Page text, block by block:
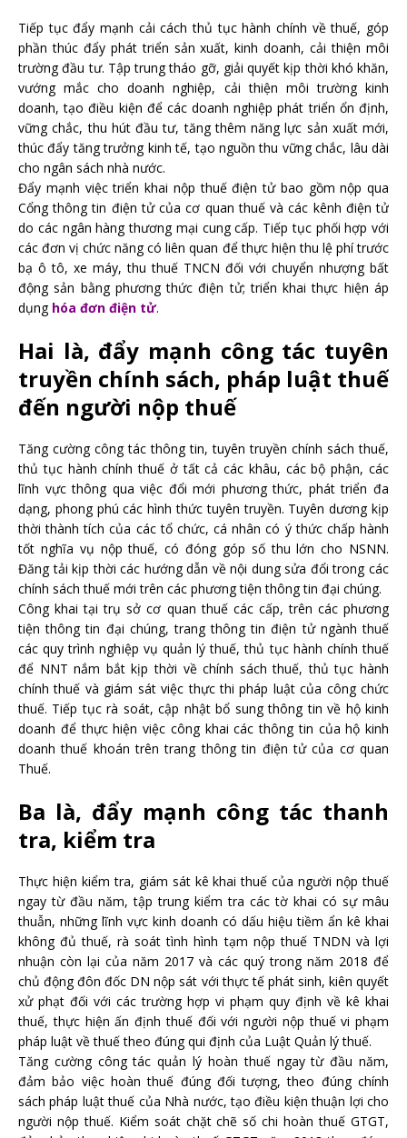
Tiếp tục đẩy mạnh cải cách thủ tục hành chính về thuế, góp
phần thúc đẩy phát triển sản xuất, kinh doanh, cải thiện môi
trường đầu tư. Tập trung tháo gỡ, giải quyết kịp thời khó khăn,
vướng mắc cho doanh nghiệp, cải thiện môi trường kinh
doanh, tạo điều kiện để các doanh nghiệp phát triển ổn định,
vững chắc, thu hút đầu tư, tăng thêm năng lực sản xuất mới,
thúc đẩy tăng trưởng kinh tế, tạo nguồn thu vững chắc, lâu dài
cho ngân sách nhà nước.
Đẩy mạnh việc triển khai nộp thuế điện tử bao gồm nộp qua
Cổng thông tin điện tử của cơ quan thuế và các kênh điện tử
do các ngân hàng thương mại cung cấp. Tiếp tục phối hợp với
các đơn vị chức năng có liên quan để thực hiện thu lệ phí trước
bạ ô tô, xe máy, thu thuế TNCN đối với chuyển nhượng bất
động sản bằng phương thức điện tử; triển khai thực hiện áp
dụng hóa đơn điện tử.
Hai là, đẩy mạnh công tác tuyên
truyền chính sách, pháp luật thuế
đến người nộp thuế
Tăng cường công tác thông tin, tuyên truyền chính sách thuế,
thủ tục hành chính thuế ở tất cả các khâu, các bộ phận, các
lĩnh vực thông qua việc đổi mới phương thức, phát triển đa
dạng, phong phú các hình thức tuyên truyền. Tuyên dương kịp
thời thành tích của các tổ chức, cá nhân có ý thức chấp hành
tốt nghĩa vụ nộp thuế, có đóng góp số thu lớn cho NSNN.
Đăng tải kịp thời các hướng dẫn về nội dung sửa đổi trong các
chính sách thuế mới trên các phương tiện thông tin đại chúng.
Công khai tại trụ sở cơ quan thuế các cấp, trên các phương
tiện thông tin đại chúng, trang thông tin điện tử ngành thuế
các quy trình nghiệp vụ quản lý thuế, thủ tục hành chính thuế
để NNT nắm bắt kịp thời về chính sách thuế, thủ tục hành
chính thuế và giám sát việc thực thi pháp luật của công chức
thuế. Tiếp tục rà soát, cập nhật bổ sung thông tin về hộ kinh
doanh để thực hiện việc công khai các thông tin của hộ kinh
doanh thuế khoán trên trang thông tin điện tử của cơ quan
Thuế.
Ba là, đẩy mạnh công tác thanh
tra, kiểm tra
Thực hiện kiểm tra, giám sát kê khai thuế của người nộp thuế
ngay từ đầu năm, tập trung kiểm tra các tờ khai có sự mâu
thuẫn, những lĩnh vực kinh doanh có dấu hiệu tiềm ẩn kê khai
không đủ thuế, rà soát tình hình tạm nộp thuế TNDN và lợi
nhuận còn lại của năm 2017 và các quý trong năm 2018 để
chủ động đôn đốc DN nộp sát với thực tế phát sinh, kiên quyết
xử phạt đối với các trường hợp vi phạm quy định về kê khai
thuế, thực hiện ấn định thuế đối với người nộp thuế vi phạm
pháp luật về thuế theo đúng qui định của Luật Quản lý thuế.
Tăng cường công tác quản lý hoàn thuế ngay từ đầu năm,
đảm bảo việc hoàn thuế đúng đối tượng, theo đúng chính
sách pháp luật thuế của Nhà nước, tạo điều kiện thuận lợi cho
người nộp thuế. Kiểm soát chặt chẽ số chi hoàn thuế GTGT,